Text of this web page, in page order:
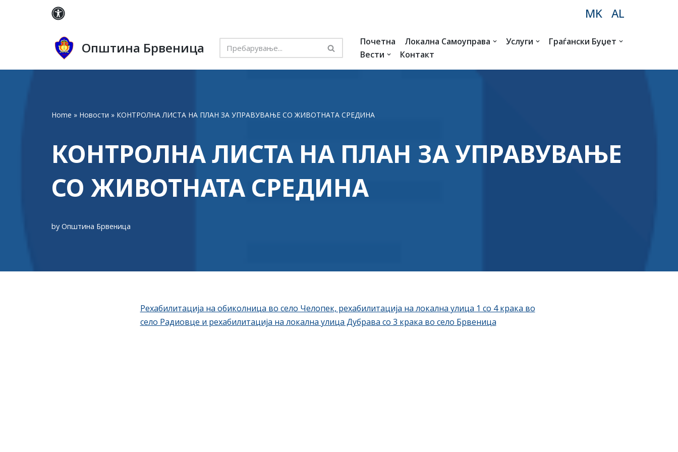
MK AL
Општина Брвеница Почетна Локална Самоуправа Услуги
Граѓански Буџет
Вести
Контакт
Home » Новости » КОНТРОЛНА ЛИСТА НА ПЛАН ЗА УПРАВУВАЊЕ СО ЖИВОТНАТА СРЕДИНА
КОНТРОЛНА ЛИСТА НА ПЛАН ЗА УПРАВУВАЊЕ
СО ЖИВОТНАТА СРЕДИНА
by Општина Брвеница
Рехабилитација на обиколница во село Челопек, рехабилитација на локална улица 1 со 4 крака во
село Радиовце и рехабилитација на локална улица Дубрава со 3 крака во село Брвеница